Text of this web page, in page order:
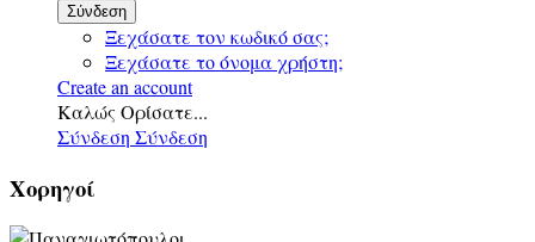
Σύνδεση
Ξεχάσατε τον κωδικό σας;
Ξεχάσατε το όνομα χρήστη;
Create an account
Καλώς Ορίσατε...
Σύνδεση Σύνδεση
Χορηγοί